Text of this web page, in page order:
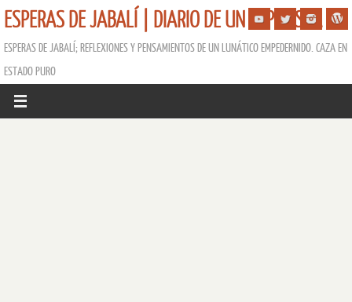
ESPERAS DE JABALÍ | DIARIO DE UN ESPERISTA
ESPERAS DE JABALÍ; REFLEXIONES Y PENSAMIENTOS DE UN LUNÁTICO EMPEDERNIDO. CAZA EN
ESTADO PURO